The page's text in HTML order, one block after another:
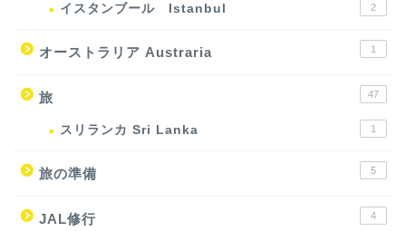
イスタンブール Istanbul 2
オーストラリア Austraria 1
旅 47
スリランカ Sri Lanka 1
旅の準備 5
JAL修行 4